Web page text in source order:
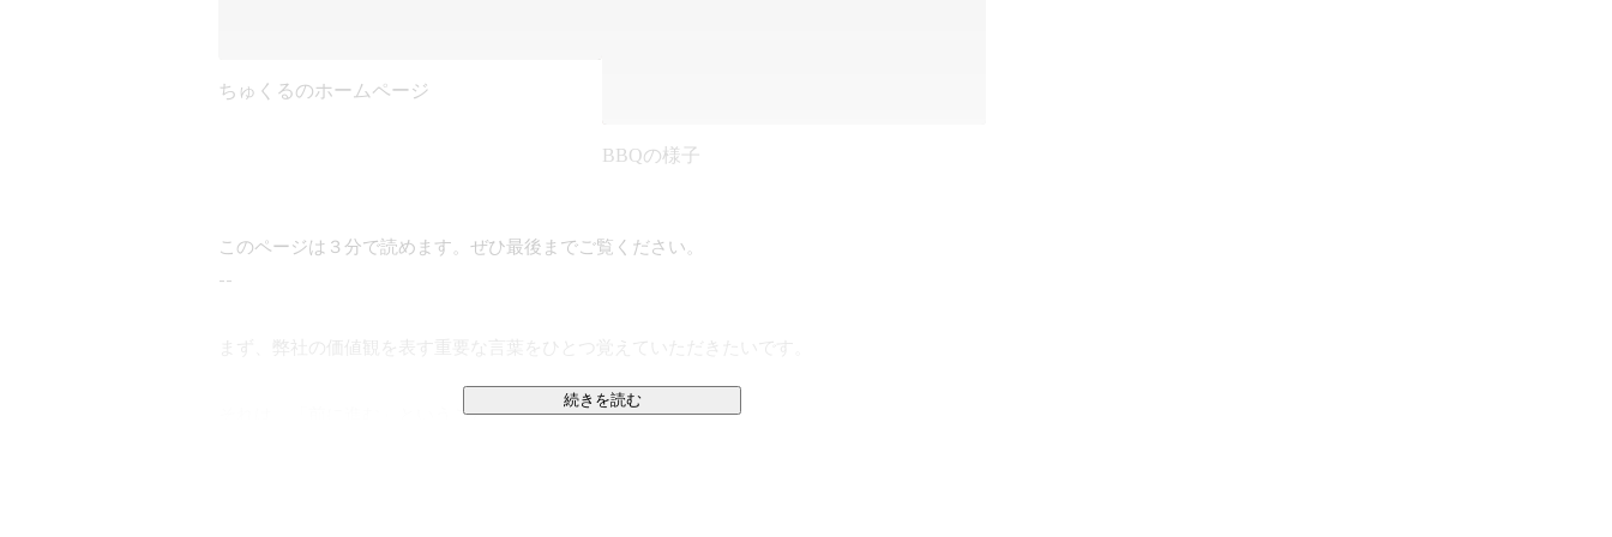
ちゅくるのホームページ
BBQの様子
このページは３分で読めます。ぜひ最後までご覧ください。
--
それは、「前に進む」ということ。
続きを読む